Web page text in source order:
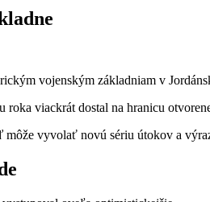
vojenským základniam v
viackrát dostal na hranicu
vyvolať novú sériu útokov a